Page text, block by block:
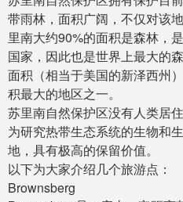
带雨林，面积广阔，不仅对该
里南大约90%的面积是森林，
国家，因此也是世界上最大的
面积（相当于美国的新泽西州
积最大的地区之一。
苏里南自然保护区没有人类居
为研究热带生态系统的生物和
地，具有极高的保留价值。
以下为大家介绍几个旅游点：
Brownsberg